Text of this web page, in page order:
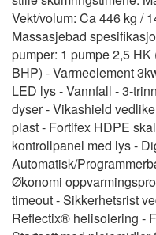
Vekt/volum: Ca 446 kg /
Massasjebad
pumper: 1 pumpe 2,5
BHP) - Varmeelement
LED lys - Vannfall - 3-
dyser - Vikashield
plast - Fortifex HDPE
kontrollpanel med lys -
Automatisk/
Økonomi
timeout - Sikkerhetsrist
Reflectix® helisolering -